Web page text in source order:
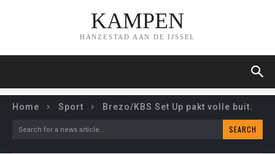
KAMPEN
HANZESTAD AAN DE IJSSEL
Home Sport Brezo/KBS Set Up pakt volle buit.
Search for a news article... SEARCH